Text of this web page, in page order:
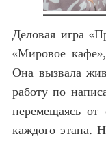
Деловая игра
«Мировое
Она вызвала
работу по
перемещаясь от
каждого этапа.